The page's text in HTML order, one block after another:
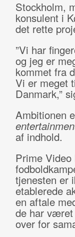
Stockholm,
konsulent i
det rette
”Vi har
og jeg er
kommet fra
Vi er meget
Danmark,”
Ambitionen
af indhold.
Prime
tjenesten er
etablerede
en aftale
de har været
over for